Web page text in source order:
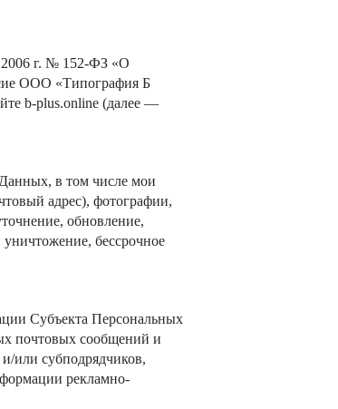
г. № 152-ФЗ «О
ООО «Типография Б
b-plus.online (далее —
в том числе мои
адрес), фотографии,
обновление,
уничтожение, бессрочное
Субъекта Персональных
почтовых сообщений и
или субподрядчиков,
рекламно-